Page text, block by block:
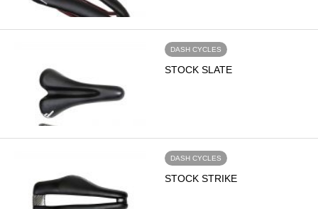
DASH CYCLES
STOCK SLATE
DASH CYCLES
STOCK STRIKE